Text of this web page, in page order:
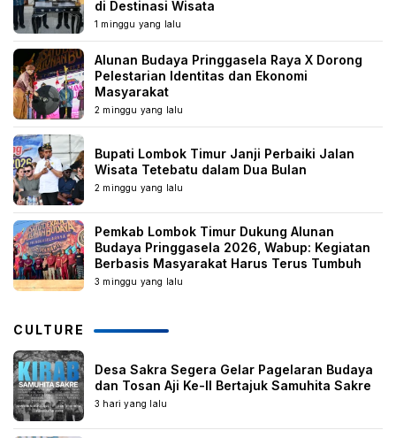
di Destinasi Wisata
1 minggu yang lalu
Alunan Budaya Pringgasela Raya X Dorong
Pelestarian Identitas dan Ekonomi
Masyarakat
2 minggu yang lalu
Bupati Lombok Timur Janji Perbaiki Jalan
Wisata Tetebatu dalam Dua Bulan
2 minggu yang lalu
Pemkab Lombok Timur Dukung Alunan
Budaya Pringgasela 2026, Wabup: Kegiatan
Berbasis Masyarakat Harus Terus Tumbuh
3 minggu yang lalu
CULTURE
Desa Sakra Segera Gelar Pagelaran Budaya
dan Tosan Aji Ke-II Bertajuk Samuhita Sakre
3 hari yang lalu